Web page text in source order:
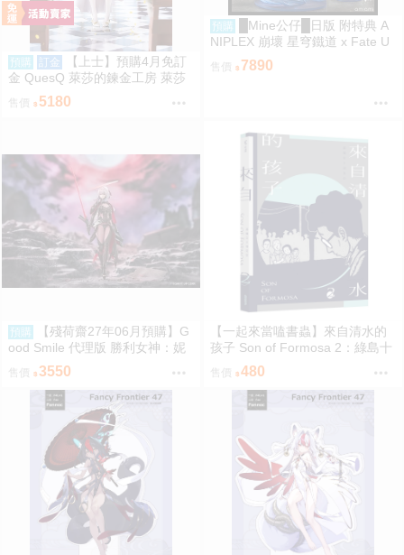
預購 訂金
【上士】預購4月免訂
金 QuesQ 萊莎的鍊金工房 萊莎
琳 斯托特 婚紗禮服Ver 1/7 1111
售價 5180
預購
█Mine公仔█日版 附特典 A
NIPLEX 崩壞 星穹鐵道 x Fate U
BW 無限劍制 Saber 1/7 PVC
售價 7890
預購
【殘荷齋27年06月預購】G
ood Smile 代理版 勝利女神：妮
姬 紅蓮：暗影 Hyper Body 可動
0917
售價 3550
【一起來當嗑書蟲】來自清水的
孩子 Son of Formosa 2：綠島十
售價 480